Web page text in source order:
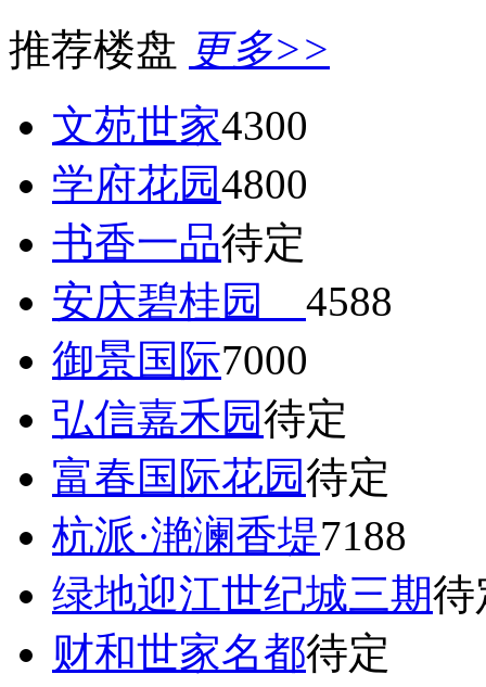
推荐楼盘 更多>>
文苑世家4300
学府花园4800
书香一品待定
安庆碧桂园 4588
御景国际7000
弘信嘉禾园待定
富春国际花园待定
杭派·滟澜香堤7188
绿地迎江世纪城三期待
财和世家名都待定